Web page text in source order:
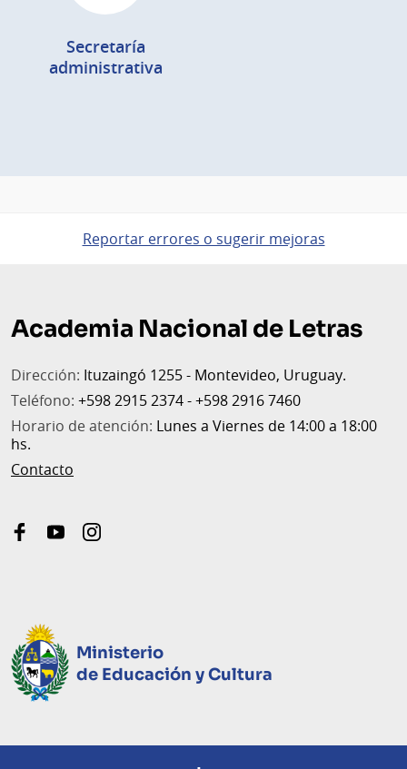
Secretaría
administrativa
Reportar errores o sugerir mejoras
de
página
Academia Nacional de Letras
Dirección: Ituzaingó 1255 - Montevideo, Uruguay.
Teléfono: +598 2915 2374 - +598 2916 7460
Horario de atención: Lunes a Viernes de 14:00 a 18:00
hs.
Contacto
facebookyoutubeinstagram
Ministerio
de Educación y Cultura